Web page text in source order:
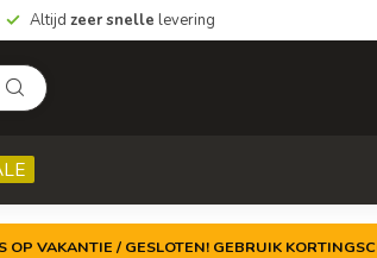
Altijd zeer snelle levering
VAKANTIE / GESLOTEN! GEBRUIK